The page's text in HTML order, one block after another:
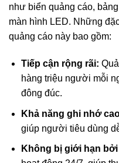
như biển quảng cáo,
màn hình LED. Những
quảng cáo này bao gồm:
Tiếp cận rộng rãi:
hàng triệu người mỗi
đông đúc.
Khả năng ghi nhớ
giúp người tiêu dùng
Không bị giới hạn